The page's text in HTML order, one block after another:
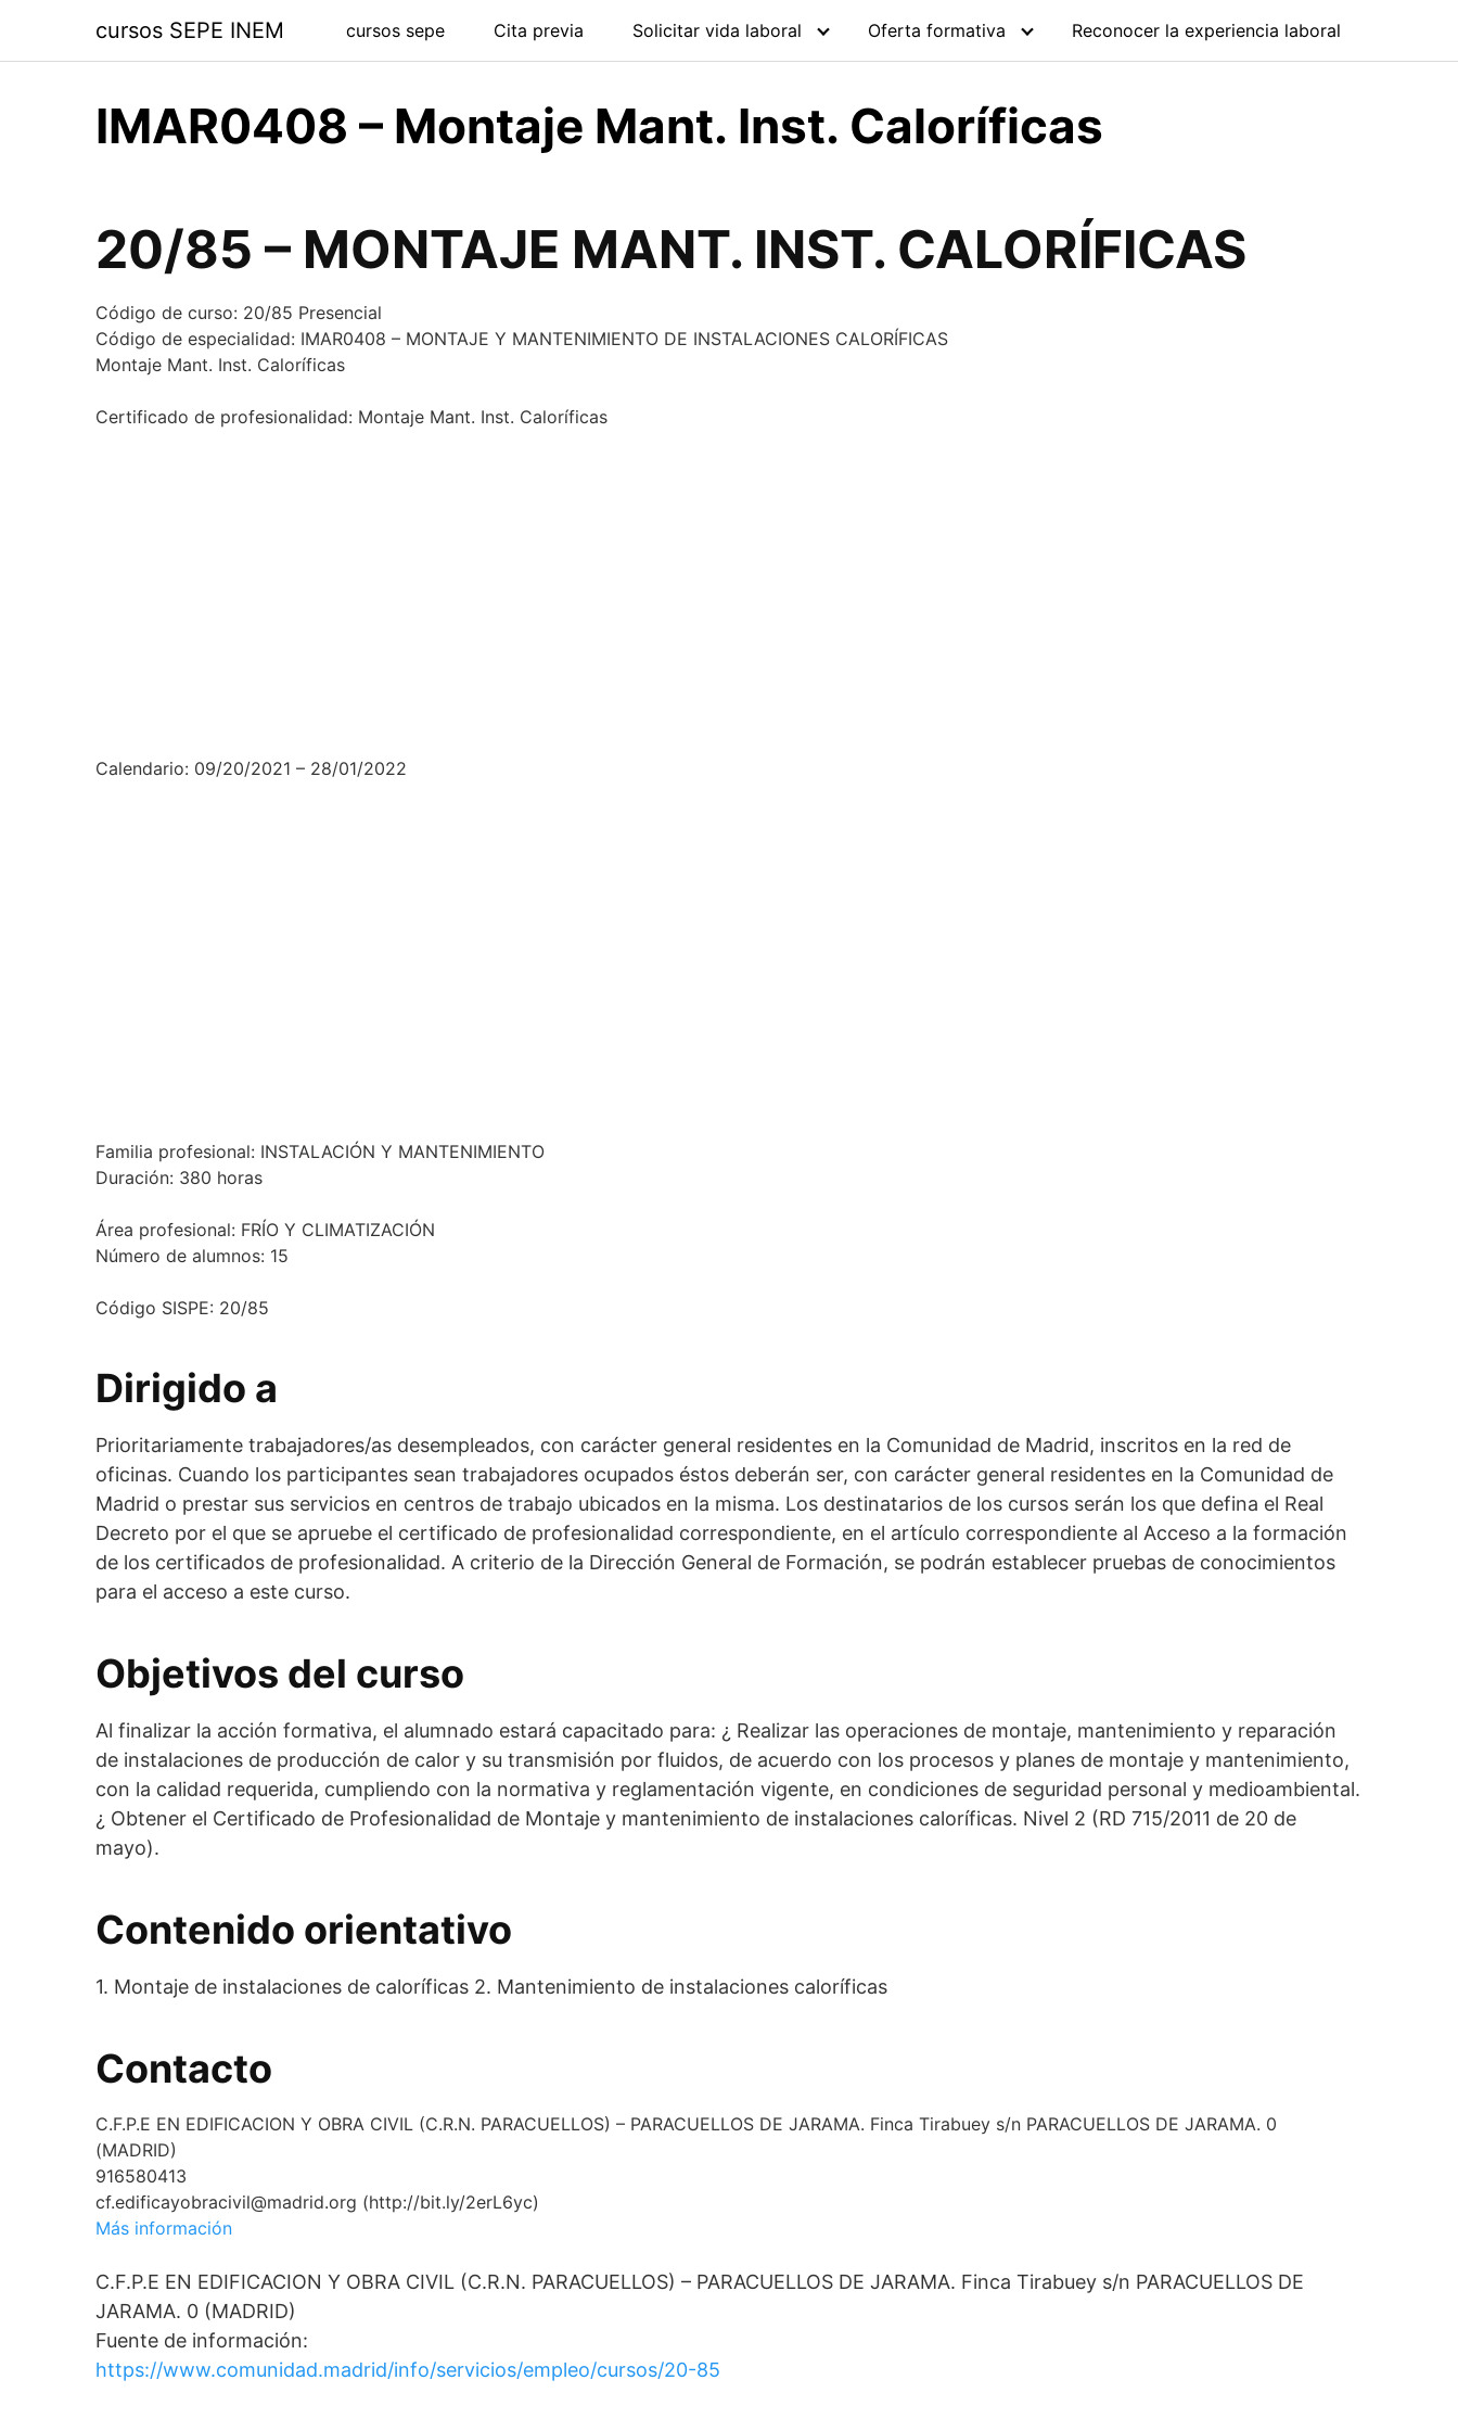
contenido
cursos SEPE INEM cursos sepe Cita previa Solicitar vida laboral Oferta formativa Reconocer la experiencia laboral
IMAR0408 – Montaje Mant. Inst. Caloríficas
20/85 – MONTAJE MANT. INST. CALORÍFICAS
Código de curso: 20/85 Presencial
Código de especialidad: IMAR0408 – MONTAJE Y MANTENIMIENTO DE INSTALACIONES CALORÍFICAS
Montaje Mant. Inst. Caloríficas
Certificado de profesionalidad: Montaje Mant. Inst. Caloríficas
Calendario: 09/20/2021 – 28/01/2022
Familia profesional: INSTALACIÓN Y MANTENIMIENTO
Duración: 380 horas
Área profesional: FRÍO Y CLIMATIZACIÓN
Número de alumnos: 15
Código SISPE: 20/85
Dirigido a
Prioritariamente trabajadores/as desempleados, con carácter general residentes en la Comunidad de Madrid, inscritos en la red de
oficinas. Cuando los participantes sean trabajadores ocupados éstos deberán ser, con carácter general residentes en la Comunidad de
Madrid o prestar sus servicios en centros de trabajo ubicados en la misma. Los destinatarios de los cursos serán los que defina el Real
Decreto por el que se apruebe el certificado de profesionalidad correspondiente, en el artículo correspondiente al Acceso a la formación
de los certificados de profesionalidad. A criterio de la Dirección General de Formación, se podrán establecer pruebas de conocimientos
para el acceso a este curso.
Objetivos del curso
Al finalizar la acción formativa, el alumnado estará capacitado para: ¿ Realizar las operaciones de montaje, mantenimiento y reparación
de instalaciones de producción de calor y su transmisión por fluidos, de acuerdo con los procesos y planes de montaje y mantenimiento,
con la calidad requerida, cumpliendo con la normativa y reglamentación vigente, en condiciones de seguridad personal y medioambiental.
¿ Obtener el Certificado de Profesionalidad de Montaje y mantenimiento de instalaciones caloríficas. Nivel 2 (RD 715/2011 de 20 de
mayo).
Contenido orientativo
1. Montaje de instalaciones de caloríficas 2. Mantenimiento de instalaciones caloríficas
Contacto
C.F.P.E EN EDIFICACION Y OBRA CIVIL (C.R.N. PARACUELLOS) – PARACUELLOS DE JARAMA. Finca Tirabuey s/n PARACUELLOS DE JARAMA. 0
(MADRID)
916580413
cf.edificayobracivil@madrid.org (http://bit.ly/2erL6yc)
Más información
C.F.P.E EN EDIFICACION Y OBRA CIVIL (C.R.N. PARACUELLOS) – PARACUELLOS DE JARAMA. Finca Tirabuey s/n PARACUELLOS DE
JARAMA. 0 (MADRID)
Fuente de información:
https://www.comunidad.madrid/info/servicios/empleo/cursos/20-85